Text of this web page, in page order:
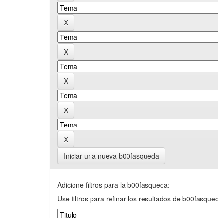
Iniciar una nueva b00fasqueda
Adicione filtros para la b00fasqueda:
Use filtros para refinar los resultados de